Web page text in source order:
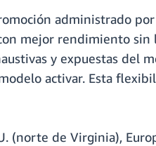
administrado
mejor rendimiento
y expuestas del
activar. Esta
(norte de Virginia),